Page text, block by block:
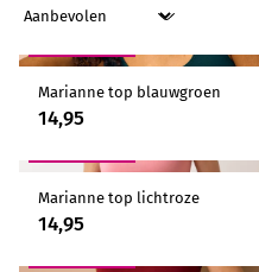
Marianne top blauwgroen
14,95
Marianne top lichtroze
14,95